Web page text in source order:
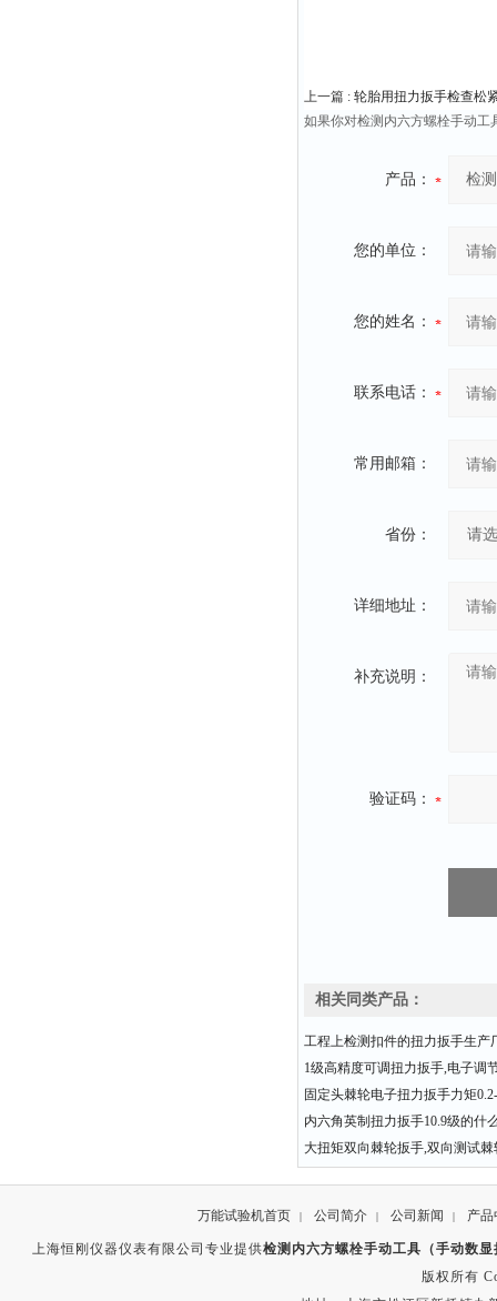
上一篇 : 轮胎用扭力扳手检查松
如果你对检测内六方螺栓手动工
产品：
您的单位：
您的姓名：
联系电话：
常用邮箱：
省份：
详细地址：
补充说明：
验证码：
相关同类产品：
工程上检测扣件的扭力扳手生产
1级高精度可调扭力扳手,电子调
固定头棘轮电子扭力扳手力矩
内六角英制扭力扳手10.9级的什
大扭矩双向棘轮扳手,双向测试
万能试验机首页 | 公司简介 | 公司新闻 | 产品
上海恒刚仪器仪表有限公司专业提供检测内六方螺栓手动工具（手动数
版权所有